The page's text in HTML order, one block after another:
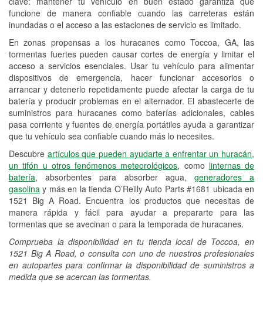
funcione de manera confiable cuando las carreteras están
inundadas o el acceso a las estaciones de servicio es limitado.
En zonas propensas a los huracanes como Toccoa, GA, las
tormentas fuertes pueden causar cortes de energía y limitar el
acceso a servicios esenciales. Usar tu vehículo para alimentar
dispositivos de emergencia, hacer funcionar accesorios o
arrancar y detenerlo repetidamente puede afectar la carga de tu
batería y producir problemas en el alternador. El abastecerte de
suministros para huracanes como baterías adicionales, cables
pasa corriente y fuentes de energía portátiles ayuda a garantizar
que tu vehículo sea confiable cuando más lo necesites.
Descubre artículos que pueden ayudarte a enfrentar un huracán,
un tifón u otros fenómenos meteorológicos, como linternas de
batería, absorbentes para absorber agua, generadores a
gasolina y más en la tienda O’Reilly Auto Parts #1681 ubicada en
1521 Big A Road. Encuentra los productos que necesitas de
manera rápida y fácil para ayudar a prepararte para las
tormentas que se avecinan o para la temporada de huracanes.
Comprueba la disponibilidad en tu tienda local de Toccoa, en
1521 Big A Road, o consulta con uno de nuestros profesionales
en autopartes para confirmar la disponibilidad de suministros a
medida que se acercan las tormentas.
Herramientas
Rectificación de tambores y discos de
freno
Mangueras hidráulicas a la medida
Hurricane Supplies
Conoce más